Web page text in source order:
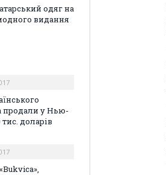
одяг на
видання
продали у Нью-
доларів